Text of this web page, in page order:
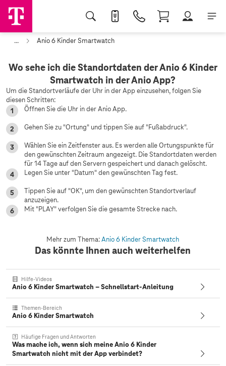
... Anio 6 Kinder Smartwatch
Wo sehe ich die Standortdaten der Anio 6 Kinder
Smartwatch in der Anio App?
Um die Standortverläufe der Uhr in der App einzusehen, folgen Sie
diesen Schritten:
Öffnen Sie die Uhr in der Anio App.
Gehen Sie zu "Ortung" und tippen Sie auf "Fußabdruck".
Wählen Sie ein Zeitfenster aus. Es werden alle Ortungspunkte für
den gewünschten Zeitraum angezeigt. Die Standortdaten werden
für 14 Tage auf den Servern gespeichert und danach gelöscht.
Legen Sie unter "Datum" den gewünschten Tag fest.
Tippen Sie auf "OK", um den gewünschten Standortverlauf
anzuzeigen.
Mit "PLAY" verfolgen Sie die gesamte Strecke nach.
Mehr zum Thema:Anio 6 Kinder Smartwatch
Das könnte Ihnen auch weiterhelfen
Hilfe-Videos
Anio 6 Kinder Smartwatch – Schnellstart-Anleitung
Themen-Bereich
Anio 6 Kinder Smartwatch
Häufige Fragen und Antworten
Was mache ich, wenn sich meine Anio 6 Kinder
Smartwatch nicht mit der App verbindet?